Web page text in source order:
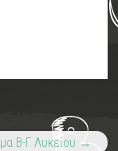
Β-Γ Λυκείου →